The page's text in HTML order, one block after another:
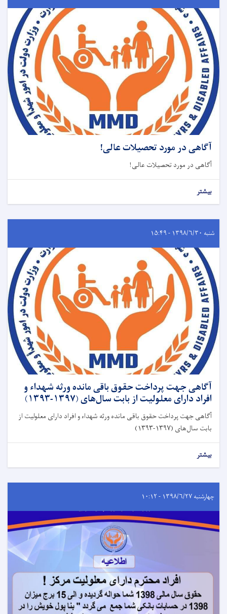
آگاهی در مورد تحصیلات عالی!
آگاهی در مورد تحصیلات عالی!
بیشتر
شنبه ۱۳۹۸/۶/۳۰ - ۱۵:۴۹
آگاهی جهت پرداخت حقوق باقی مانده ورثه شهداء و
افراد دارای معلولیت از بابت سال‌های (۱۳۹۷-۱۳۹۳)
آگاهی جهت پرداخت حقوق باقی مانده ورثه شهداء و افراد دارای معلولیت از
بابت سال‌های (۱۳۹۷-۱۳۹۳)
بیشتر
چهارشنبه ۱۳۹۸/۶/۲۷ - ۱۰:۱۲